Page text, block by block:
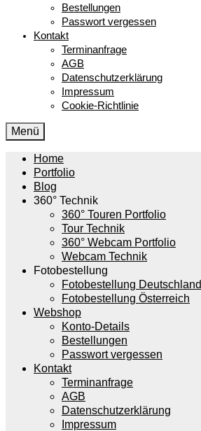
Bestellungen
Passwort vergessen
Kontakt
Terminanfrage
AGB
Datenschutzerklärung
Impressum
Cookie-Richtlinie
Menü
Home
Portfolio
Blog
360° Technik
360° Touren Portfolio
Tour Technik
360° Webcam Portfolio
Webcam Technik
Fotobestellung
Fotobestellung Deutschland
Fotobestellung Österreich
Webshop
Konto-Details
Bestellungen
Passwort vergessen
Kontakt
Terminanfrage
AGB
Datenschutzerklärung
Impressum